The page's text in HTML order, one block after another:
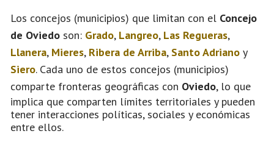
Los concejos (municipios) que limitan con el Concejo
de Oviedo son: Grado, Langreo, Las Regueras,
Llanera, Mieres, Ribera de Arriba, Santo Adriano y
Siero. Cada uno de estos concejos (municipios)
comparte fronteras geográficas con Oviedo, lo que
implica que comparten límites territoriales y pueden
tener interacciones políticas, sociales y económicas
entre ellos.